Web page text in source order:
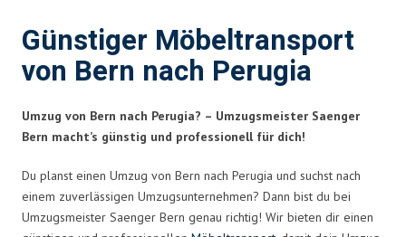
Günstiger Möbeltransport
von Bern nach Perugia
Umzug von Bern nach Perugia? – Umzugsmeister Saenger
Bern macht’s günstig und professionell für dich!
Du planst einen Umzug von Bern nach Perugia und suchst nach
einem zuverlässigen Umzugsunternehmen? Dann bist du bei
Umzugsmeister Saenger Bern genau richtig! Wir bieten dir einen